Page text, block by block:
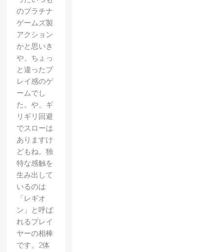
のプラチナ
ゲームズ製
アクション
かと思いき
や、ちょっ
と違ったプ
レイ感のゲ
ームでし
た。や、ギ
リギリ回避
でスローは
ありますけ
どもね。独
特な感触を
生み出して
いるのは
「レギオ
ン」と呼ば
れるプレイ
ヤーの相棒
です。2体